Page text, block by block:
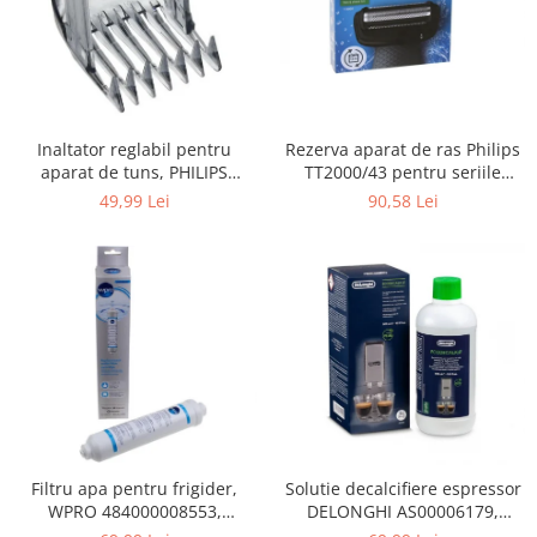
Gaming, Carti & Birotica
Birotica & Papetarie
Console, Jocuri & Accesorii
Ingrijire personala & Cosmetice
Accesorii aparate de ras electrice
Accesorii aparate hair styling
Aparate & Accesorii ingrijire
Aparate cosmetice
Articole Sanatate si Wellness
Consumabile sanitare
Cosmetice si produse ingrijire
personala
Igiena dentara
Jucarii, Copii & Bebe
Camera copilului
Hrana bebelusi
Inaltator reglabil pentru
aparat de tuns, PHILIPS
422203633281, 3-15 mm,
49,99 Lei
Rezerva aparat de ras Philips
TT2000/43 pentru seriile
Bodygroom 3000/5000/7000 si
90,58 Lei
Filtru apa pentru frigider,
WPRO 484000008553,
Solutie decalcifiere espressor
DELONGHI AS00006179,